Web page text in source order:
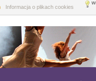
Informacja o plikach cookies